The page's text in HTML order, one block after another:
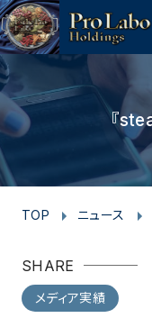
『
TOP ニュース
SHARE
メディア実績
p
a
g
e
t
o
p